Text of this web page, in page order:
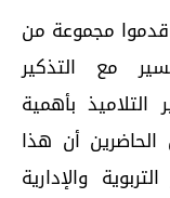
قدموا مجموعة من
مع التذكير
التلاميذ بأهمية
أن هذا
والإدارية